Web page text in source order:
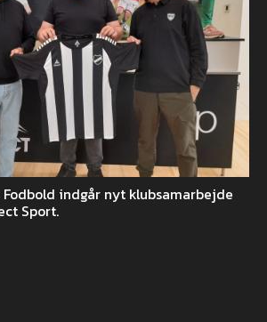
Fodbold indgår nyt klubsamarbejde
Sport.